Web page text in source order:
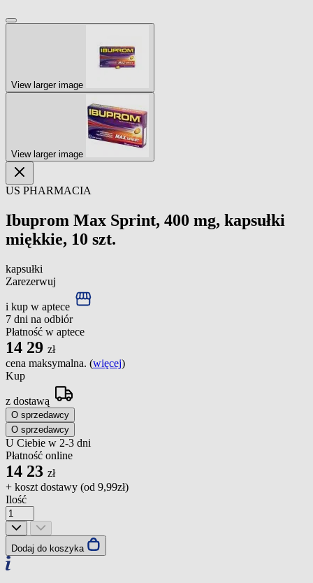
View larger image
View larger image
US PHARMACIA
Ibuprom Max Sprint, 400 mg, kapsułki
miękkie, 10 szt.
kapsułki
Zarezerwuj
i kup w aptece
7 dni na odbiór
Płatność w aptece
14 29 zł
cena maksymalna. (więcej)
Kup
z dostawą
O sprzedawcy
O sprzedawcy
U Ciebie w 2-3 dni
Płatność online
14 23 zł
+ koszt dostawy (od 9,99zł)
Ilość
Dodaj do koszyka